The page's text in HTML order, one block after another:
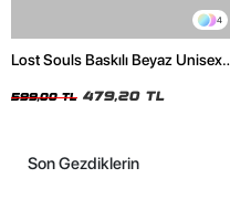
4
Lost Souls Baskılı Beyaz Unisex
599,00 TL 479,20 TL
Son Gezdiklerin